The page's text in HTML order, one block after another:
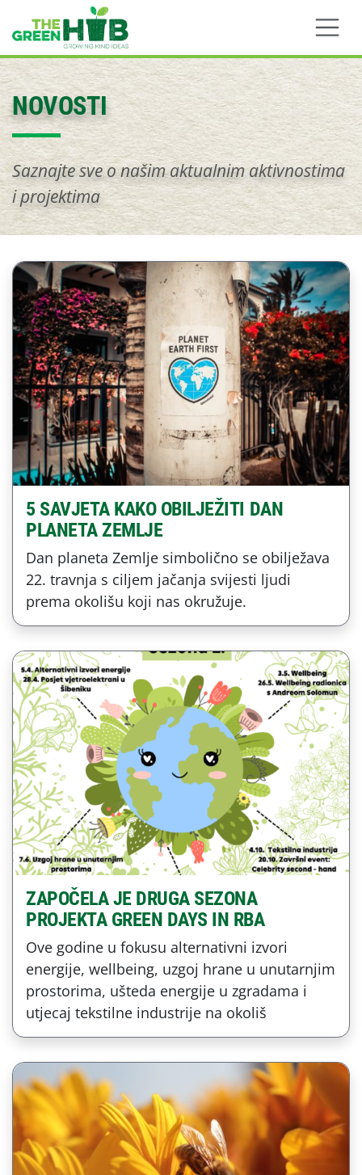
Skip to main content
NOVOSTI
Saznajte sve o našim aktualnim aktivnostima
i projektima
5 SAVJETA KAKO OBILJEŽITI DAN
PLANETA ZEMLJE
Dan planeta Zemlje simbolično se obilježava
22. travnja s ciljem jačanja svijesti ljudi
prema okolišu koji nas okružuje.
ZAPOČELA JE DRUGA SEZONA
PROJEKTA GREEN DAYS IN RBA
Ove godine u fokusu alternativni izvori
energije, wellbeing, uzgoj hrane u unutarnjim
prostorima, ušteda energije u zgradama i
utjecaj tekstilne industrije na okoliš